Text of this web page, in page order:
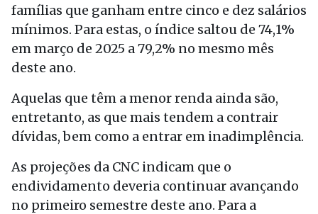
famílias que ganham entre cinco e dez salários
mínimos. Para estas, o índice saltou de 74,1%
em março de 2025 a 79,2% no mesmo mês
deste ano.
Aquelas que têm a menor renda ainda são,
entretanto, as que mais tendem a contrair
dívidas, bem como a entrar em inadimplência.
As projeções da CNC indicam que o
endividamento deveria continuar avançando
no primeiro semestre deste ano. Para a